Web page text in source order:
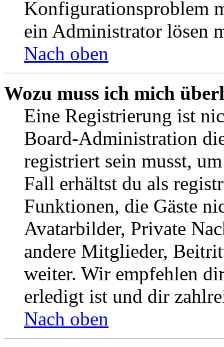
Konfigurationsproblem
ein Administrator lösen
Nach oben
Wozu muss ich mich
Eine Registrierung ist
Board-Administration
registriert sein musst,
Fall erhältst du als
Funktionen, die Gäste
Avatarbilder, Private
andere Mitglieder,
weiter. Wir empfehlen
erledigt ist und dir
Nach oben